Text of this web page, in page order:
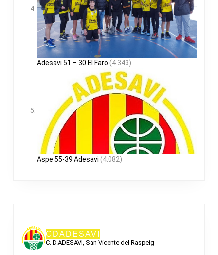
Adesavi 51 – 30 El Faro (4.343)
Aspe 55-39 Adesavi (4.082)
CDADESAVI
C. D.ADESAVI, San Vicente del Raspeig